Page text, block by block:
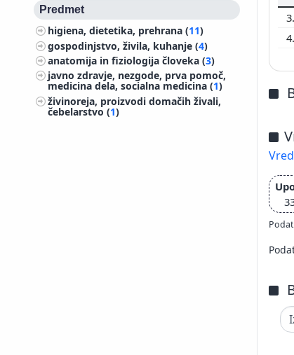
Predmet
higiena, dietetika, prehrana (11)
gospodinjstvo, živila, kuhanje (4)
anatomija in fiziologija človeka (3)
javno zdravje, nezgode, prva pomoč,
medicina dela, socialna medicina (1)
živinoreja, proizvodi domačih živali,
čebelarstvo (1)